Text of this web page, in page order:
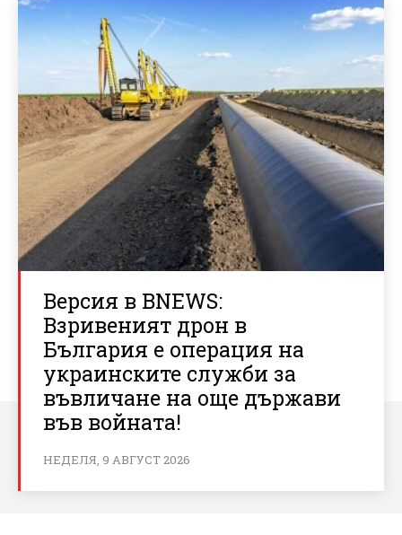
Версия в BNEWS:
Взривеният дрон в
България е операция на
украинските служби за
въвличане на още държави
във войната!
НЕДЕЛЯ, 9 АВГУСТ 2026